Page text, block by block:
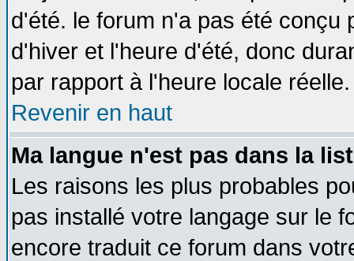
d'été. le forum n'a pas été conçu
d'hiver et l'heure d'été, donc
par rapport à l'heure locale réelle.
Revenir en haut
Ma langue n'est pas dans la
Les raisons les plus probables
pas installé votre langage sur le
encore traduit ce forum dans